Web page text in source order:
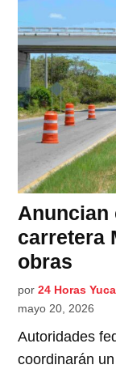
Anuncian
carretera
obras
por 24 Horas
mayo 20, 2026
Autoridades
coordinarán